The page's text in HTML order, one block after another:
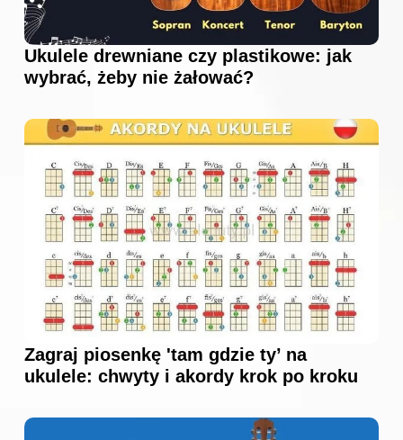
Ukulele drewniane czy plastikowe: jak
wybrać, żeby nie żałować?
Zagraj piosenkę 'tam gdzie ty’ na
ukulele: chwyty i akordy krok po kroku